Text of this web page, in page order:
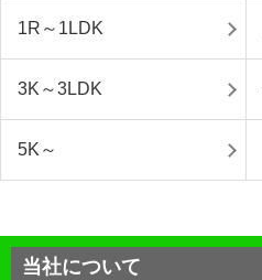
1R～1LDK
3K～3LDK
5K～
当社について